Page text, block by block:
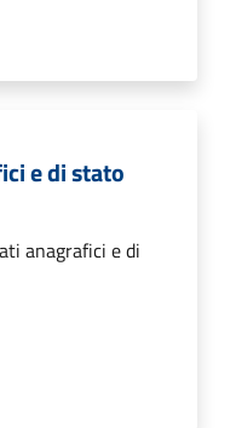
e di stato
anagrafici e di